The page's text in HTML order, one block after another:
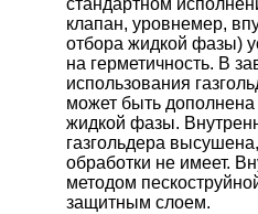
стандартном
клапан, уровнемер,
отбора жидкой фазы)
на герметичность. В
использования
может быть
жидкой фазы.
газгольдера
обработки не имеет.
методом
защитным слоем.